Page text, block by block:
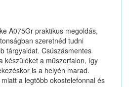
A075Gr praktikus megoldás,
szeretnéd tudni
tárgyaidat. Csúszásmentes
készüléket a műszerfalon, így
is a helyén marad.
a legtöbb okostelefonnal és